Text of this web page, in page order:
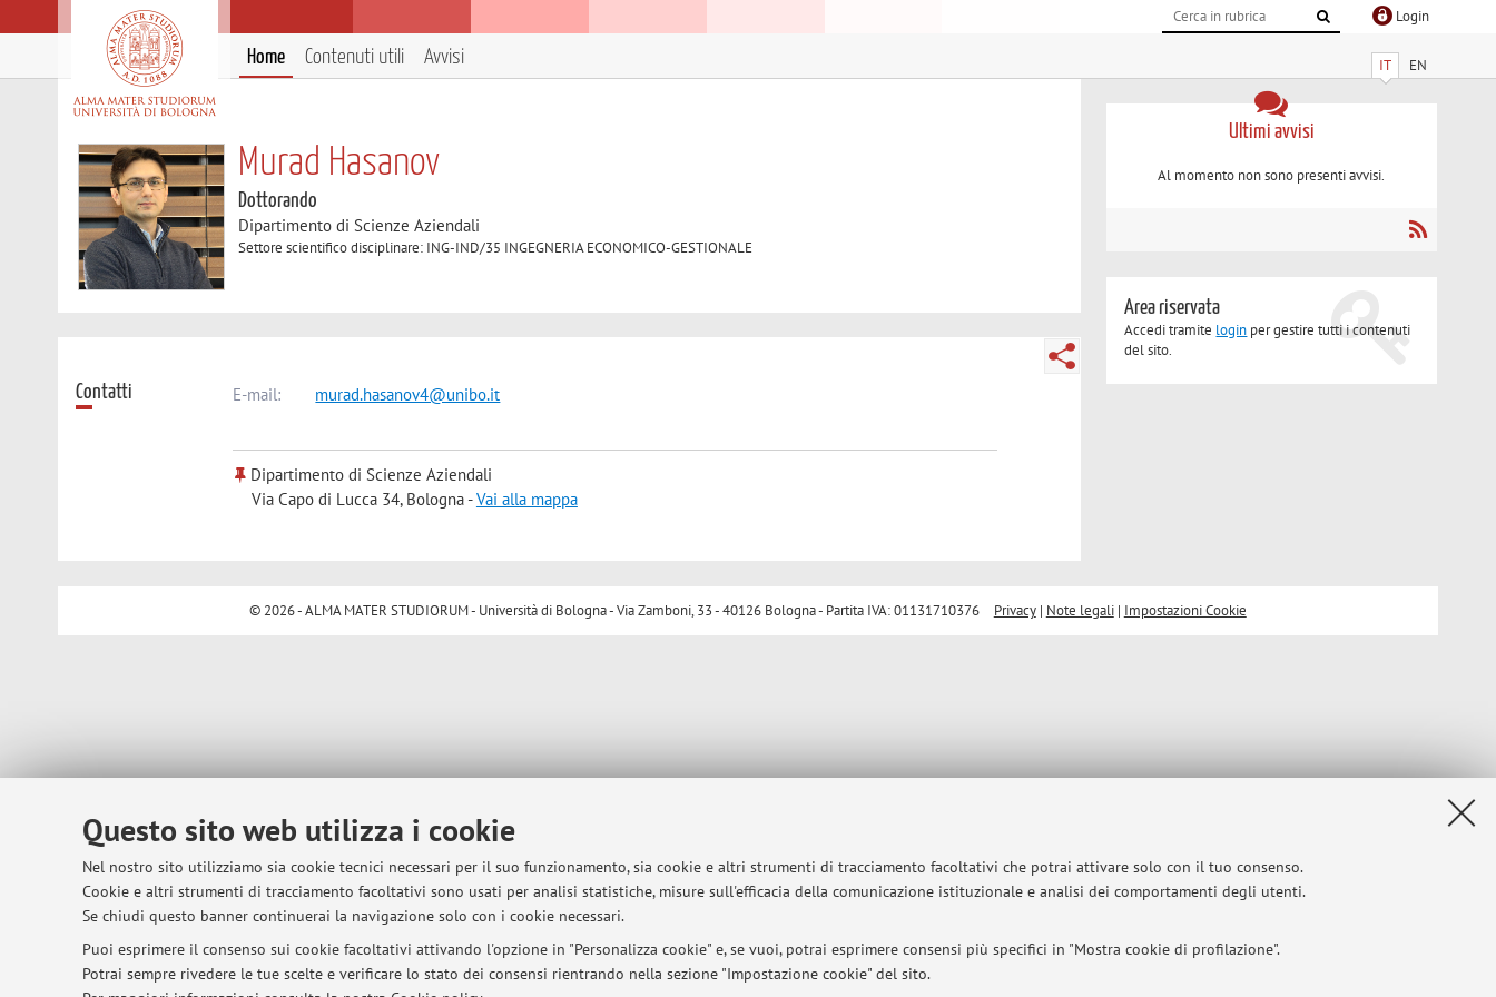
Questo sito web utilizza i cookie
Nel nostro sito utilizziamo sia cookie tecnici necessari per il suo funzionamento, sia cookie e altri strumenti di tracciamento facoltativi che potrai attivare solo con il tuo consenso.
Cookie e altri strumenti di tracciamento facoltativi sono usati per analisi statistiche, misure sull'efficacia della comunicazione istituzionale e analisi dei comportamenti degli utenti.
Se chiudi questo banner continuerai la navigazione solo con i cookie necessari.
Puoi esprimere il consenso sui cookie facoltativi attivando l'opzione in "Personalizza cookie" e, se vuoi, potrai esprimere consensi più specifici in "Mostra cookie di profilazione".
Potrai sempre rivedere le tue scelte e verificare lo stato dei consensi rientrando nella sezione "Impostazione cookie" del sito.
Login
IT EN
Home Contenuti utili Avvisi
Murad Hasanov
Dottorando
Dipartimento di Scienze Aziendali
Settore scientifico disciplinare: ING-IND/35 INGEGNERIA ECONOMICO-GESTIONALE
Contatti E-mail: murad.hasanov4@unibo.it
Dipartimento di Scienze Aziendali
Via Capo di Lucca 34, Bologna -Vai alla mappa
Ultimi avvisi
Al momento non sono presenti avvisi.
Area riservata
Accedi tramite login per gestire tutti i contenuti
del sito.
© 2026 - ALMA MATER STUDIORUM - Università di Bologna - Via Zamboni, 33 - 40126 Bologna - Partita IVA: 01131710376 Privacy| Note legali| Impostazioni Cookie